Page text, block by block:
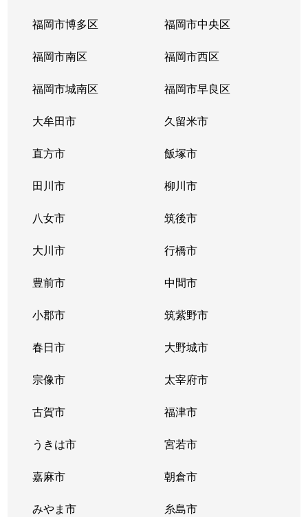
福岡市博多区 福岡市中央区
福岡市南区 福岡市西区
福岡市城南区 福岡市早良区
大牟田市 久留米市
直方市 飯塚市
田川市 柳川市
八女市 筑後市
大川市 行橋市
豊前市 中間市
小郡市 筑紫野市
春日市 大野城市
宗像市 太宰府市
古賀市 福津市
うきは市 宮若市
嘉麻市 朝倉市
みやま市 糸島市